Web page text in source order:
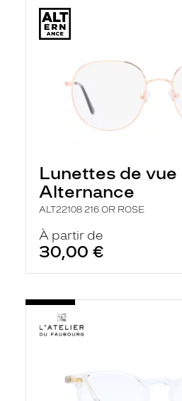
Lunettes de vue
Alternance
ALT22108 216 OR ROSE
À partir de
30,00 €